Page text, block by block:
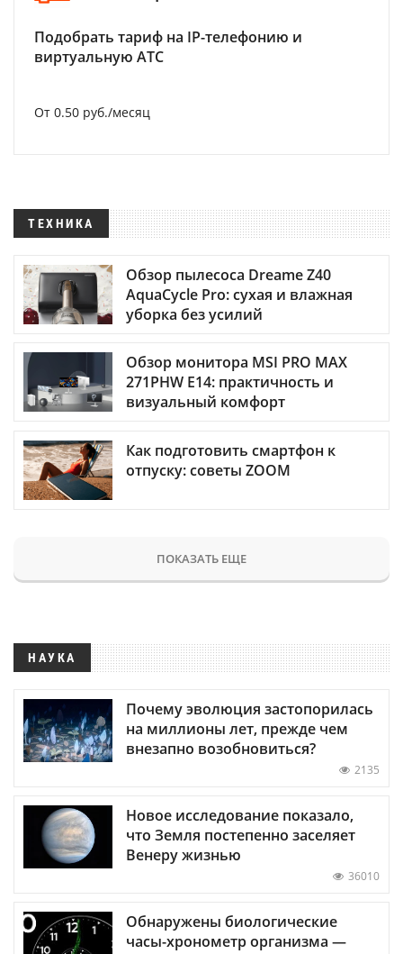
Подобрать тариф на IP-телефонию и
виртуальную АТС
От 0.50 руб./месяц
ТЕХНИКА
Обзор пылесоса Dreame Z40
AquaCycle Pro: сухая и влажная
уборка без усилий
Обзор монитора MSI PRO MAX
271PHW E14: практичность и
визуальный комфорт
Как подготовить смартфон к
отпуску: советы ZOOM
ПОКАЗАТЬ ЕЩЕ
НАУКА
Почему эволюция застопорилась
на миллионы лет, прежде чем
внезапно возобновиться?
2135
Новое исследование показало,
что Земля постепенно заселяет
Венеру жизнью
36010
Обнаружены биологические
часы-хронометр организма —